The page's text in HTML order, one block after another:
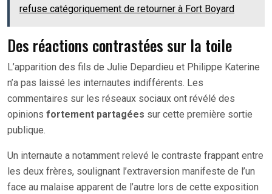
refuse catégoriquement de retourner à Fort Boyard
Des réactions contrastées sur la toile
L’apparition des fils de Julie Depardieu et Philippe Katerine
n’a pas laissé les internautes indifférents. Les
commentaires sur les réseaux sociaux ont révélé des
opinions fortement partagées sur cette première sortie
publique.
Un internaute a notamment relevé le contraste frappant entre
les deux frères, soulignant l’extraversion manifeste de l’un
face au malaise apparent de l’autre lors de cette exposition